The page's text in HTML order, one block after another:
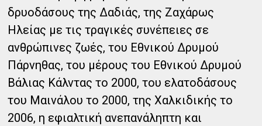
δρυοδάσους της Δαδιάς, της Ζαχάρως
Ηλείας με τις τραγικές συνέπειες σε
ανθρώπινες ζωές, του Εθνικού Δρυμού
Πάρνηθας, του μέρους του Εθνικού Δρυμού
Βάλιας Κάλντας το 2000, του ελατοδάσους
του Μαινάλου το 2000, της Χαλκιδικής το
2006, η εφιαλτική ανεπανάληπτη και